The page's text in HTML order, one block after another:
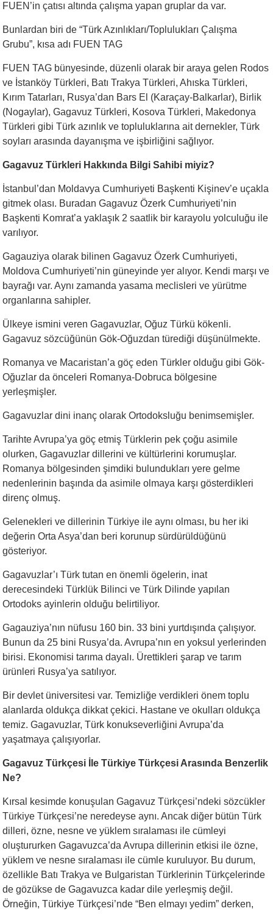
FUEN’in çatısı altında çalışma yapan gruplar da var.
Bunlardan biri de “Türk Azınlıkları/Toplulukları Çalışma
Grubu”, kısa adı FUEN TAG
FUEN TAG bünyesinde, düzenli olarak bir araya gelen Rodos
ve İstanköy Türkleri, Batı Trakya Türkleri, Ahıska Türkleri,
Kırım Tatarları, Rusya’dan Bars El (Karaçay-Balkarlar), Birlik
(Nogaylar), Gagavuz Türkleri, Kosova Türkleri, Makedonya
Türkleri gibi Türk azınlık ve topluluklarına ait dernekler, Türk
soyları arasında dayanışma ve işbirliğini sağlıyor.
Gagavuz Türkleri Hakkında Bilgi Sahibi miyiz?
İstanbul’dan Moldavya Cumhuriyeti Başkenti Kişinev’e uçakla
gitmek olası. Buradan Gagavuz Özerk Cumhuriyeti’nin
Başkenti Komrat’a yaklaşık 2 saatlik bir karayolu yolculuğu ile
varılıyor.
Gagauziya olarak bilinen Gagavuz Özerk Cumhuriyeti,
Moldova Cumhuriyeti’nin güneyinde yer alıyor. Kendi marşı ve
bayrağı var. Aynı zamanda yasama meclisleri ve yürütme
organlarına sahipler.
Ülkeye ismini veren Gagavuzlar, Oğuz Türkü kökenli.
Gagavuz sözcüğünün Gök-Oğuzdan türediği düşünülmekte.
Romanya ve Macaristan’a göç eden Türkler olduğu gibi Gök-
Oğuzlar da önceleri Romanya-Dobruca bölgesine
yerleşmişler.
Gagavuzlar dini inanç olarak Ortodoksluğu benimsemişler.
Tarihte Avrupa’ya göç etmiş Türklerin pek çoğu asimile
olurken, Gagavuzlar dillerini ve kültürlerini korumuşlar.
Romanya bölgesinden şimdiki bulundukları yere gelme
nedenlerinin başında da asimile olmaya karşı gösterdikleri
direnç olmuş.
Gelenekleri ve dillerinin Türkiye ile aynı olması, bu her iki
değerin Orta Asya’dan beri korunup sürdürüldüğünü
gösteriyor.
Gagavuzlar’ı Türk tutan en önemli ögelerin, inat
derecesindeki Türklük Bilinci ve Türk Dilinde yapılan
Ortodoks ayinlerin olduğu belirtiliyor.
Gagauziya’nın nüfusu 160 bin. 33 bini yurtdışında çalışıyor.
Bunun da 25 bini Rusya’da. Avrupa’nın en yoksul yerlerinden
birisi. Ekonomisi tarıma dayalı. Ürettikleri şarap ve tarım
ürünleri Rusya’ya satılıyor.
Bir devlet üniversitesi var. Temizliğe verdikleri önem toplu
alanlarda oldukça dikkat çekici. Hastane ve okulları oldukça
temiz. Gagavuzlar, Türk konukseverliğini Avrupa’da
yaşatmaya çalışıyorlar.
Gagavuz Türkçesi İle Türkiye Türkçesi Arasında Benzerlik
Ne?
Kırsal kesimde konuşulan Gagavuz Türkçesi’ndeki sözcükler
Türkiye Türkçesi’ne neredeyse aynı. Ancak diğer bütün Türk
dilleri, özne, nesne ve yüklem sıralaması ile cümleyi
oluştururken Gagavuzca’da Avrupa dillerinin etkisi ile özne,
yüklem ve nesne sıralaması ile cümle kuruluyor. Bu durum,
özellikle Batı Trakya ve Bulgaristan Türklerinin Türkçelerinde
de gözükse de Gagavuzca kadar dile yerleşmiş değil.
Örneğin, Türkiye Türkçesi’nde “Ben elmayı yedim” derken,